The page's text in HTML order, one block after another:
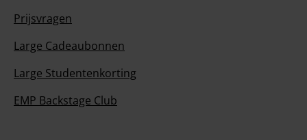
Prijsvragen
Large Cadeaubonnen
Large Studentenkorting
EMP Backstage Club